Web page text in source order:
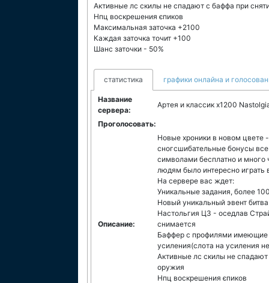
Активные лс скилы не спадают c баффа при
Нпц воскрешения єпиков
Максимальная заточка +2100
Каждая заточка точит +100
Шанс заточки - 50%
статистика графики онлайна и
Название
сервера:
Артея и классик x1200
Проголосовать:
Описание:
Новые хроники в новом цвете
сногсшибательные бонусы все
символами бесплатно и много
людям было интересно играть
На сервере вас ждет:
Уникальные задания, более
Новый уникальный эвент
Настольгия Ц3 - оседлав
снимается
Баффер с профилями имеющие
усиления(слота на усиления
Активные лс скилы не
оружия
Нпц воскрешения єпиков